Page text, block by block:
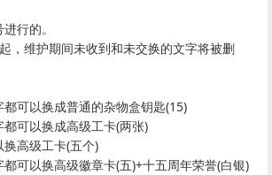
行的。
，维护期间未收到和未交换的文字将被删
可以换成普通的杂物盒钥匙(15)
可以换成高级工卡(两张)
高级工卡(五个)
可以换高级徽章卡(五)+十五周年荣誉(白银)